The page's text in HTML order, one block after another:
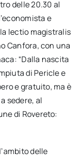
delle 20.30 al
e
lectio magistralis
Canfora, con una
“Dalla nascita
di Pericle e
e gratuito, ma è
sedere, al
di Rovereto:
delle